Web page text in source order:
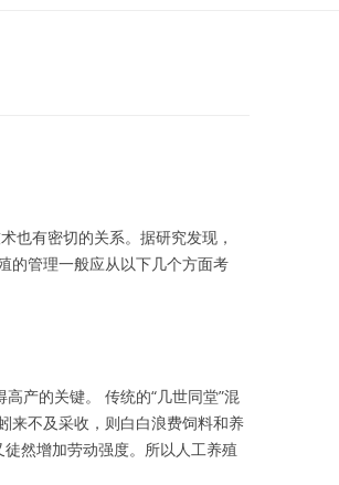
也有密切的关系。据研究发现，
的管理一般应从以下几个方面考
产的关键。 传统的“几世同堂”混
来不及采收，则白白浪费饲料和养
然增加劳动强度。所以人工养殖